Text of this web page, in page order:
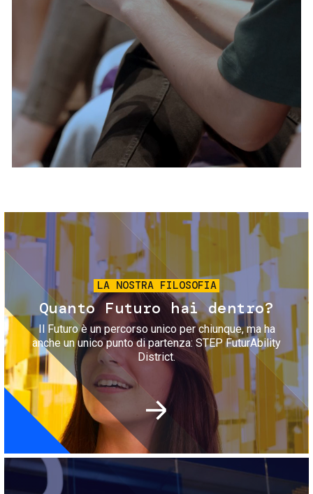
Servizi e accessibilità
Biglietti
Immagine
LA NOSTRA FILOSOFIA
Quanto Futuro hai dentro?
Il Futuro è un percorso unico per chiunque, ma ha
anche un unico punto di partenza: STEP FuturAbility
District.
Immagine